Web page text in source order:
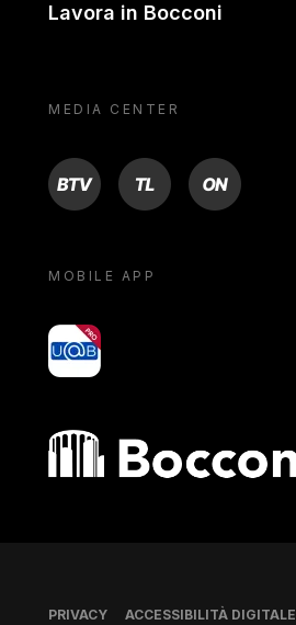
Lavora in Bocconi
MEDIA CENTER
BTV TL ON
MOBILE APP
yoU@B
Bocconi shop
Piè di pagina
PRIVACY ACCESSIBILITÀ DIGITALE